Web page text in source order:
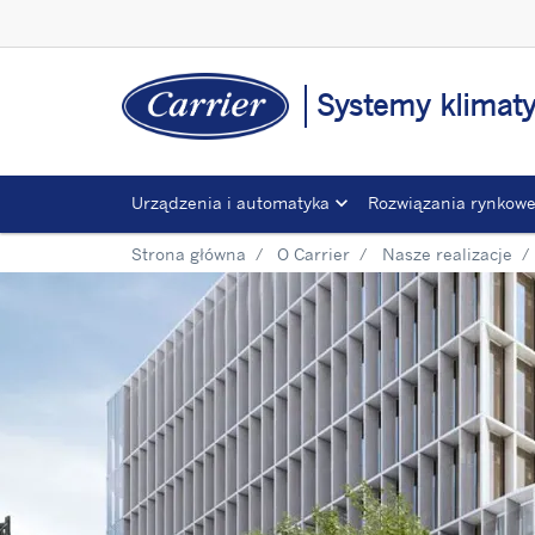
Systemy
Urządzenia i automatyka Rozwiązania rynkowe
Strona główna O Carrier Nasze realizacje